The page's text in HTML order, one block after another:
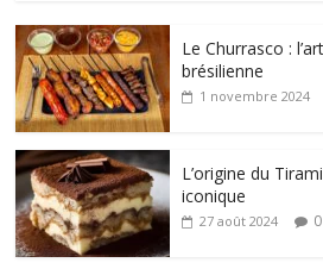
Le Churrasco :
brésilienne
1 novembre 2024
L’origine du
iconique
27 août 2024 0